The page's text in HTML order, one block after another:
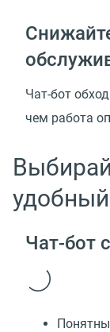
Чат-бот
чем работа
Чат-бот